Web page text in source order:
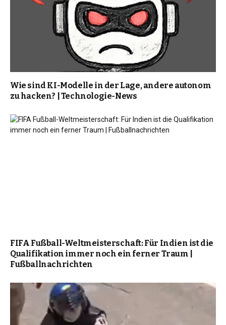
Wie sind KI-Modelle in der Lage, andere autonom
zu hacken? | Technologie-News
FIFA Fußball-Weltmeisterschaft: Für Indien ist die
Qualifikation immer noch ein ferner Traum |
Fußballnachrichten